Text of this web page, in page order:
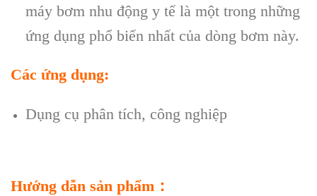
máy bơm nhu động y tế là một trong những
ứng dụng phổ biến nhất của dòng bơm này.
Các ứng dụng:
Dụng cụ phân tích, công nghiệp
Hướng dẫn sản phẩm：